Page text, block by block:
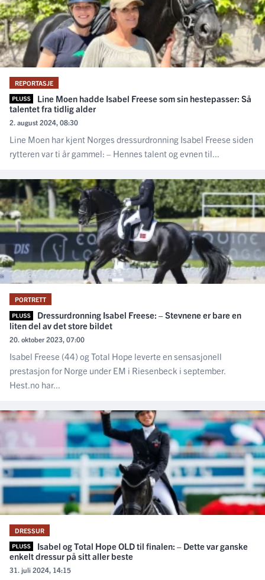
REPORTASJE
Line Moen hadde Isabel Freese som sin hestepasser: Så
talentet fra tidlig alder
2. august 2024, 08:30
Line Moen har kjent Norges dressurdronning Isabel Freese siden
rytteren var ti år gammel: – Hennes talent og evnen til...
PORTRETT
Dressurdronning Isabel Freese: – Stevnene er bare en
liten del av det store bildet
20. oktober 2023, 07:00
Isabel Freese (44) og Total Hope leverte en sensasjonell
prestasjon for Norge under EM i Riesenbeck i september.
Hest.no har...
DRESSUR
Isabel og Total Hope OLD til finalen: – Dette var ganske
enkelt dressur på sitt aller beste
31. juli 2024, 14:15